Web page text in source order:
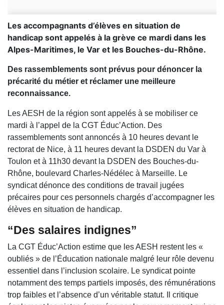
Les accompagnants d’élèves en situation de
handicap sont appelés à la grève ce mardi dans les
Alpes-Maritimes, le Var et les Bouches-du-Rhône.
Des rassemblements sont prévus pour dénoncer la
précarité du métier et réclamer une meilleure
reconnaissance.
Les AESH de la région sont appelés à se mobiliser ce
mardi à l’appel de la CGT Éduc’Action. Des
rassemblements sont annoncés à 10 heures devant le
rectorat de Nice, à 11 heures devant la DSDEN du Var à
Toulon et à 11h30 devant la DSDEN des Bouches-du-
Rhône, boulevard Charles-Nédélec à Marseille. Le
syndicat dénonce des conditions de travail jugées
précaires pour ces personnels chargés d’accompagner les
élèves en situation de handicap.
“Des salaires indignes”
La CGT Éduc’Action estime que les AESH restent les «
oubliés » de l’Éducation nationale malgré leur rôle devenu
essentiel dans l’inclusion scolaire. Le syndicat pointe
notamment des temps partiels imposés, des rémunérations
trop faibles et l’absence d’un véritable statut. Il critique